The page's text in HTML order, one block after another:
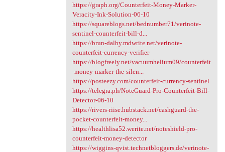
https://graph.org/Counterfeit-Money-Marker-
Veracity-Ink-Solution-06-10
https://squareblogs.net/bednumber71/verinote-
sentinel-counterfeit-bill-d...
https://brun-dalby.mdwrite.net/verinote-
counterfeit-currency-verifier
https://blogfreely.net/vacuumhelium09/counterfeit
-money-marker-the-silen...
https://posteezy.com/counterfeit-currency-sentinel
https://telegra.ph/NoteGuard-Pro-Counterfeit-Bill-
Detector-06-10
https://rivers-riise.hubstack.net/cashguard-the-
pocket-counterfeit-money...
https://healthlisa52.werite.net/noteshield-pro-
counterfeit-money-detector
https://wiggins-qvist.technetbloggers.de/verinote-